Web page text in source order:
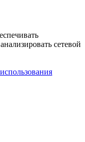
сетевой